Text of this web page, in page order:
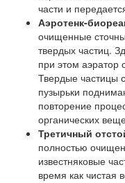
части и
Аэротенк-
очищенные
твердых частиц.
при этом аэратор
Твердые частицы
пузырьки
повторение
органических
Третичный
полностью
известняковые
время как чистая